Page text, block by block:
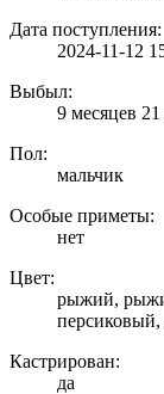
Дата поступления:
2024-11-12
Выбыл:
9 месяцев
Пол:
мальчик
Особые приметы:
нет
Цвет:
рыжий,
персиковый,
Кастрирован:
да